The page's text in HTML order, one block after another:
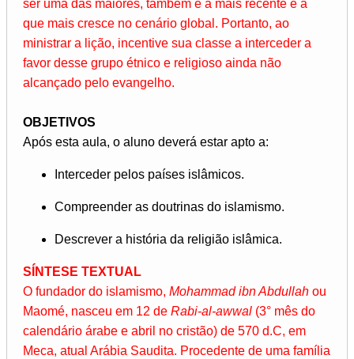
ser uma das maiores, também é a mais recente e a
que mais cresce no cenário global. Portanto, ao
ministrar a lição, incentive sua classe a interceder a
favor desse grupo étnico e religioso ainda não
alcançado pelo evangelho.
OBJETIVOS
Após esta aula, o aluno deverá estar apto a:
Interceder pelos países islâmicos.
Compreender as doutrinas do islamismo.
Descrever a história da religião islâmica.
SÍNTESE TEXTUAL
O fundador do islamismo, Mohammad ibn Abdullah ou
Maomé, nasceu em 12 de Rabi-al-awwal (3° mês do
calendário árabe e abril no cristão) de 570 d.C, em
Meca, atual Arábia Saudita. Procedente de uma família